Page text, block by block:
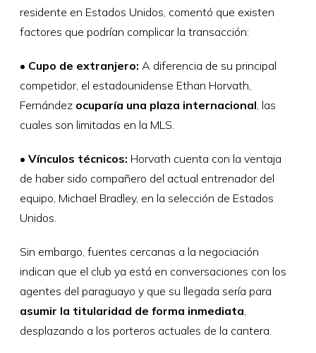
residente en Estados Unidos, comentó que existen
factores que podrían complicar la transacción:
• Cupo de extranjero: A diferencia de su principal
competidor, el estadounidense Ethan Horvath,
Fernández ocuparía una plaza internacional , las
cuales son limitadas en la MLS.
• Vínculos técnicos: Horvath cuenta con la ventaja
de haber sido compañero del actual entrenador del
equipo, Michael Bradley, en la selección de Estados
Unidos.
Sin embargo, fuentes cercanas a la negociación
indican que el club ya está en conversaciones con los
agentes del paraguayo y que su llegada sería para
asumir la titularidad de forma inmediata
desplazando a los porteros actuales de la cantera.